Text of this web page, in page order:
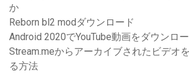
か
Reborn bl2 modダウンロード
Android 2020でYouTube動画をダウンロ
Stream.meからアーカイブされたビデオ
る方法